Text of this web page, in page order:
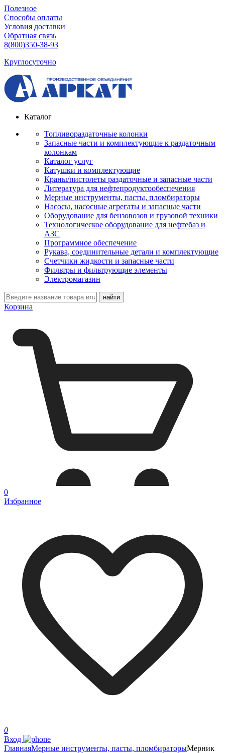
Полезное
Способы оплаты
Условия доставки
Обратная связь
8(800)350-38-93
Круглосуточно
Каталог
Топливораздаточные колонки
Запасные части и комплектующие к раздаточным
колонкам
Каталог услуг
Катушки и комплектующие
Краны/пистолеты раздаточные и запасные части
Литература для нефтепродуктообеспечения
Мерные инструменты, пасты, пломбираторы
Насосы, насосные агрегаты и запасные части
Оборудование для бензовозов и грузовой техники
Технологическое оборудование для нефтебаз и
АЗС
Программное обеспечение
Рукава, соединительные детали и комплектующие
Счетчики жидкости и запасные части
Фильтры и фильтрующие элементы
Электромагазин
Корзина
0
Избранное
0
Вход
ГлавнаяМерные инструменты, пасты, пломбираторыМерник